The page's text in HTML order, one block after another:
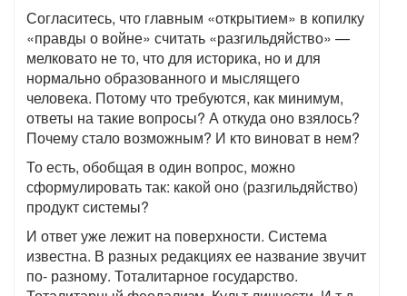
Согласитесь, что главным «открытием» в копилку
«правды о войне» считать «разгильдяйство» —
мелковато не то, что для историка, но и для
нормально образованного и мыслящего
человека. Потому что требуются, как минимум,
ответы на такие вопросы? А откуда оно взялось?
Почему стало возможным? И кто виноват в нем?
То есть, обобщая в один вопрос, можно
сформулировать так: какой оно (разгильдяйство)
продукт системы?
И ответ уже лежит на поверхности. Система
известна. В разных редакциях ее название звучит
по- разному. Тоталитарное государство.